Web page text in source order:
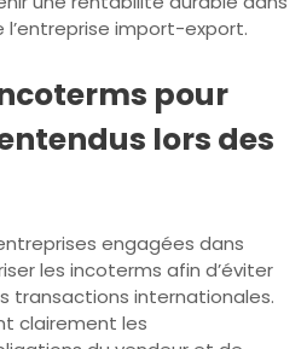
import-export.
pour
lors des
engagées dans
les incoterms afin d’éviter
transactions internationales.
clairement les